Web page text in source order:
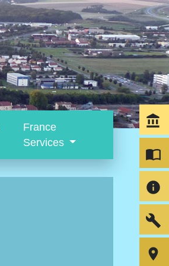
France
Services
account_balance
import_contacts
info
build
room